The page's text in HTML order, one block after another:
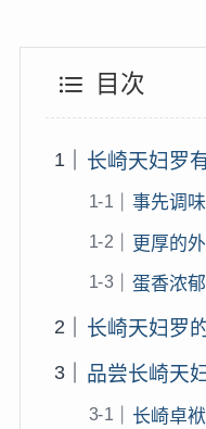
目次
长崎天妇罗
事先调
更厚的
蛋香浓
长崎天妇罗
品尝长崎天
长崎卓